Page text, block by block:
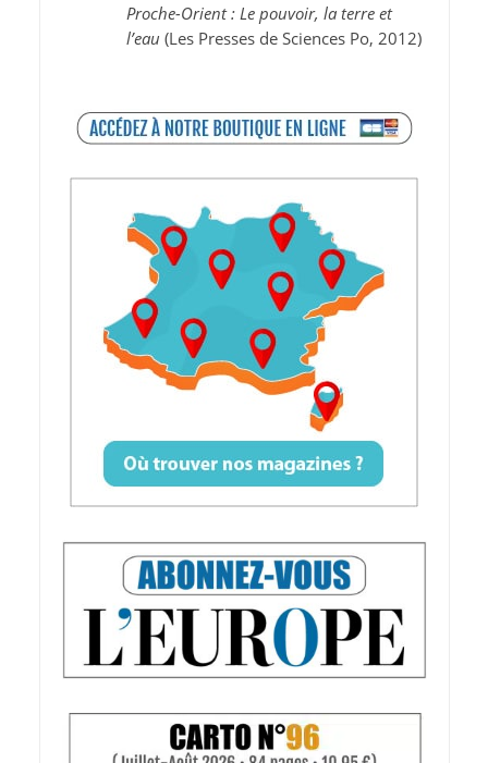
Proche-Orient : Le pouvoir, la terre et
l’eau (Les Presses de Sciences Po, 2012)